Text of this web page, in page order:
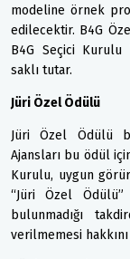
modeline örnek
edilecektir. B4G
B4G Seçici Kurulu
saklı tutar.
Jüri Özel Ödülü
Jüri Özel Ödülü
Ajansları bu ödül
Kurulu, uygun
“Jüri Özel
bulunmadığı
verilmemesi